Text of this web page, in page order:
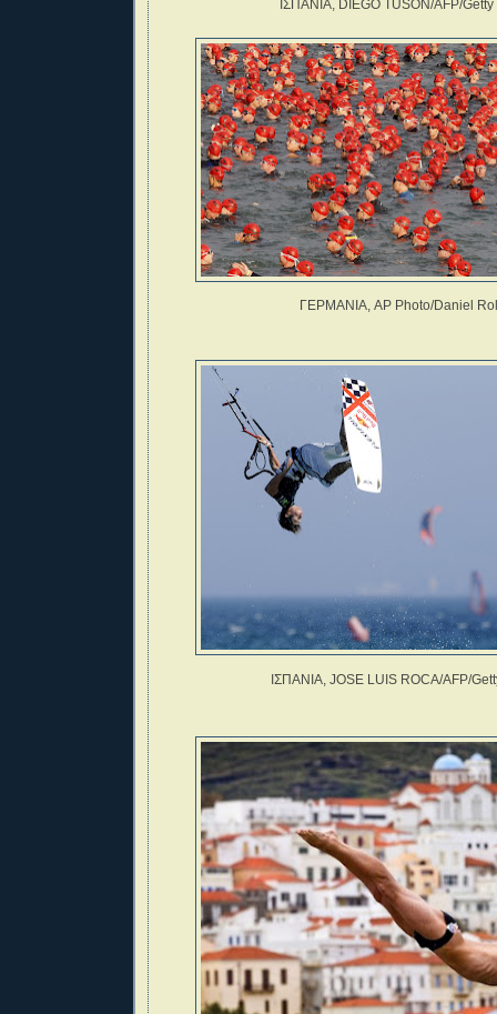
ΙΣΠΑΝΙΑ, DIEGO TUSON/AFP/
ΓΕΡΜΑΝΙΑ, AP Photo/Daniel
ΙΣΠΑΝΙΑ, JOSE LUIS ROCA/AFP/